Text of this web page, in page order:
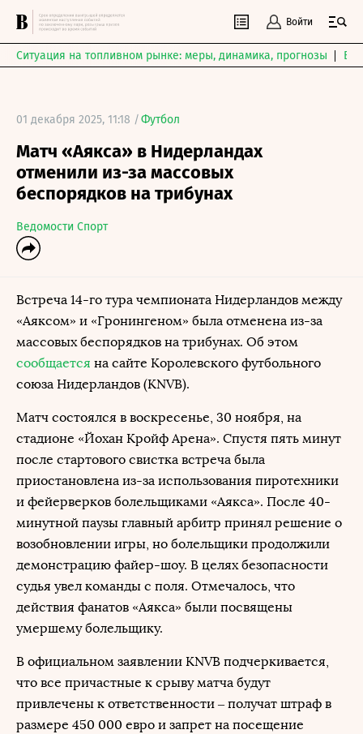
Войти
Ситуация на топливном рынке: меры, динамика, прогнозы
01 декабря 2025, 11:18 /Футбол
Матч «Аякса» в Нидерландах
отменили из-за массовых
беспорядков на трибунах
Ведомости Спорт
Встреча 14-го тура чемпионата Нидерландов между
«Аяксом» и «Гронингеном» была отменена из-за
массовых беспорядков на трибунах. Об этом
сообщается на сайте Королевского футбольного
союза Нидерландов (KNVB).
Матч состоялся в воскресенье, 30 ноября, на
стадионе «Йохан Кройф Арена». Спустя пять минут
после стартового свистка встреча была
приостановлена из-за использования пиротехники
и фейерверков болельщиками «Аякса». После 40-
минутной паузы главный арбитр принял решение о
возобновлении игры, но болельщики продолжили
демонстрацию файер-шоу. В целях безопасности
судья увел команды с поля. Отмечалось, что
действия фанатов «Аякса» были посвящены
умершему болельщику.
В официальном заявлении KNVB подчеркивается,
что все причастные к срыву матча будут
привлечены к ответственности – получат штраф в
размере 450 000 евро и запрет на посещение